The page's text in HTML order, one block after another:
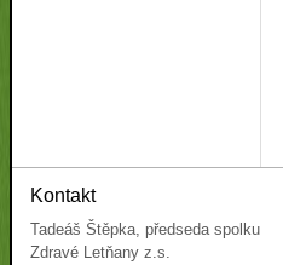
Kontakt
Tadeáš Štěpka, předseda spolku
Zdravé Letňany z.s.